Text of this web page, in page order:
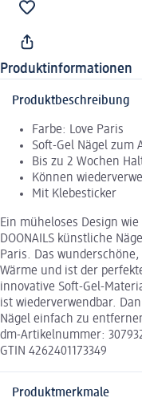
Produktinformationen
Produktbeschreibung
Farbe: Love Paris
Soft-Gel Nägel zum
Bis zu 2 Wochen
Können
Mit Klebesticker
Ein müheloses Design
DOONAILS künstliche
Paris. Das
Wärme und ist der
innovative Soft-Gel-
ist wiederverwendbar.
Nägel einfach zu
dm-Artikelnummer:
GTIN 4262401173349
Produktmerkmale